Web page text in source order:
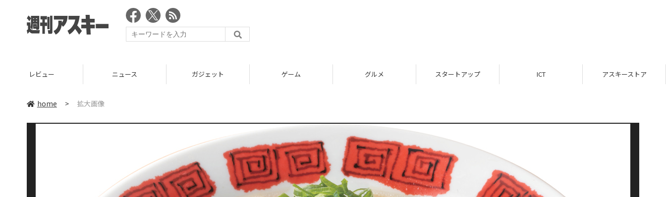
レビュー ニュース ガジェット ゲーム グルメ スタートアップ ICT アスキーストア
home > 拡大画像